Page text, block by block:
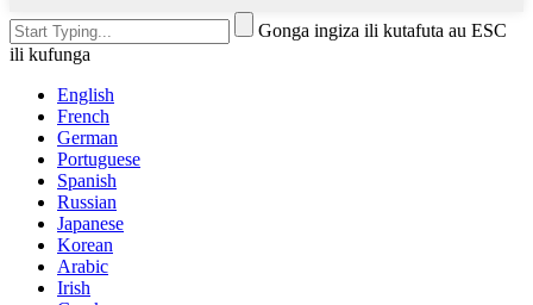
Gonga ingiza ili kutafuta au ESC
ili kufunga
English
French
German
Portuguese
Spanish
Russian
Japanese
Korean
Arabic
Irish